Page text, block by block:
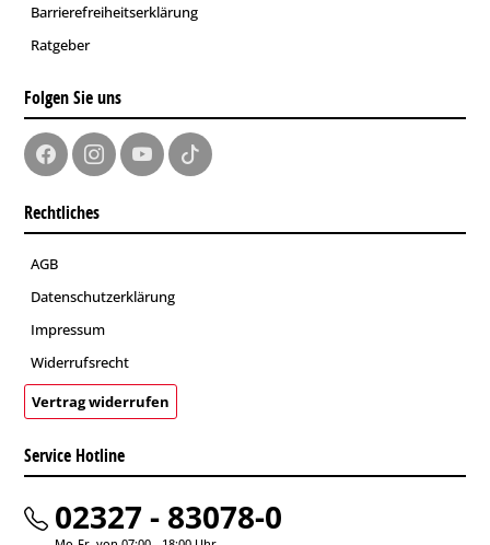
Barrierefreiheitserklärung
Ratgeber
Folgen Sie uns
Rechtliches
AGB
Datenschutzerklärung
Impressum
Widerrufsrecht
Vertrag widerrufen
Service Hotline
02327 - 83078-0